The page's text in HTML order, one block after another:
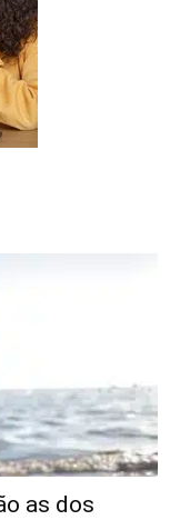
as dos